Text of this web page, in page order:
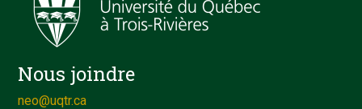
Nous joindre
neo@uqtr.ca